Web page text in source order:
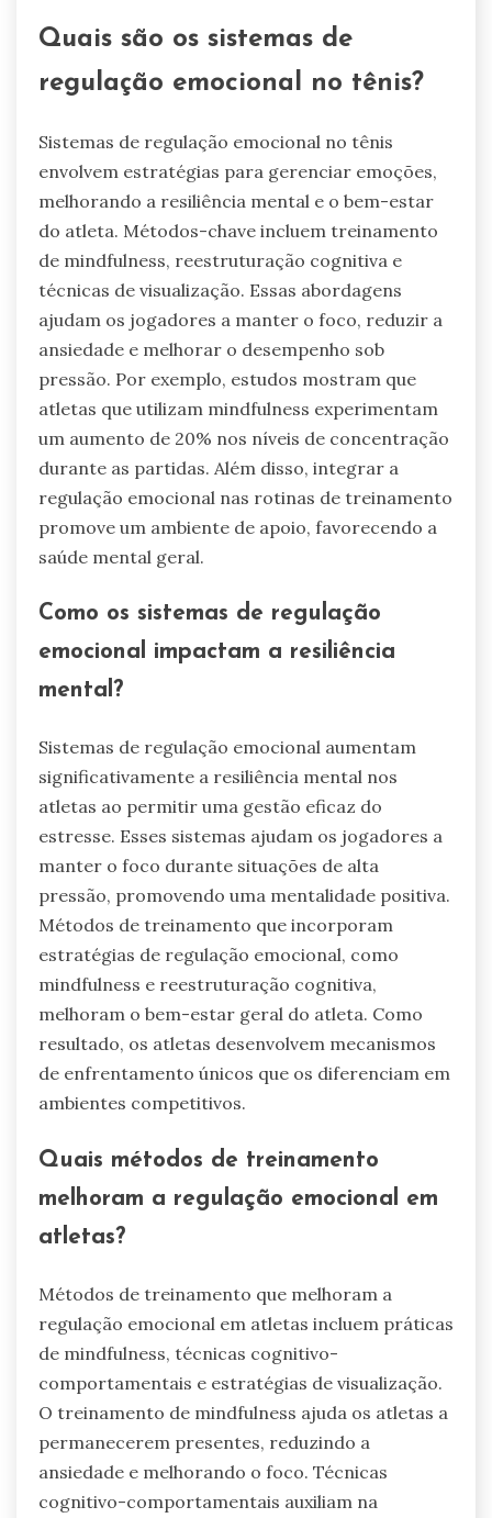
Quais são os sistemas de
regulação emocional no tênis?
Sistemas de regulação emocional no tênis
envolvem estratégias para gerenciar emoções,
melhorando a resiliência mental e o bem-estar
do atleta. Métodos-chave incluem treinamento
de mindfulness, reestruturação cognitiva e
técnicas de visualização. Essas abordagens
ajudam os jogadores a manter o foco, reduzir a
ansiedade e melhorar o desempenho sob
pressão. Por exemplo, estudos mostram que
atletas que utilizam mindfulness experimentam
um aumento de 20% nos níveis de concentração
durante as partidas. Além disso, integrar a
regulação emocional nas rotinas de treinamento
promove um ambiente de apoio, favorecendo a
saúde mental geral.
Como os sistemas de regulação
emocional impactam a resiliência
mental?
Sistemas de regulação emocional aumentam
significativamente a resiliência mental nos
atletas ao permitir uma gestão eficaz do
estresse. Esses sistemas ajudam os jogadores a
manter o foco durante situações de alta
pressão, promovendo uma mentalidade positiva.
Métodos de treinamento que incorporam
estratégias de regulação emocional, como
mindfulness e reestruturação cognitiva,
melhoram o bem-estar geral do atleta. Como
resultado, os atletas desenvolvem mecanismos
de enfrentamento únicos que os diferenciam em
ambientes competitivos.
Quais métodos de treinamento
melhoram a regulação emocional em
atletas?
Métodos de treinamento que melhoram a
regulação emocional em atletas incluem práticas
de mindfulness, técnicas cognitivo-
comportamentais e estratégias de visualização.
O treinamento de mindfulness ajuda os atletas a
permanecerem presentes, reduzindo a
ansiedade e melhorando o foco. Técnicas
cognitivo-comportamentais auxiliam na